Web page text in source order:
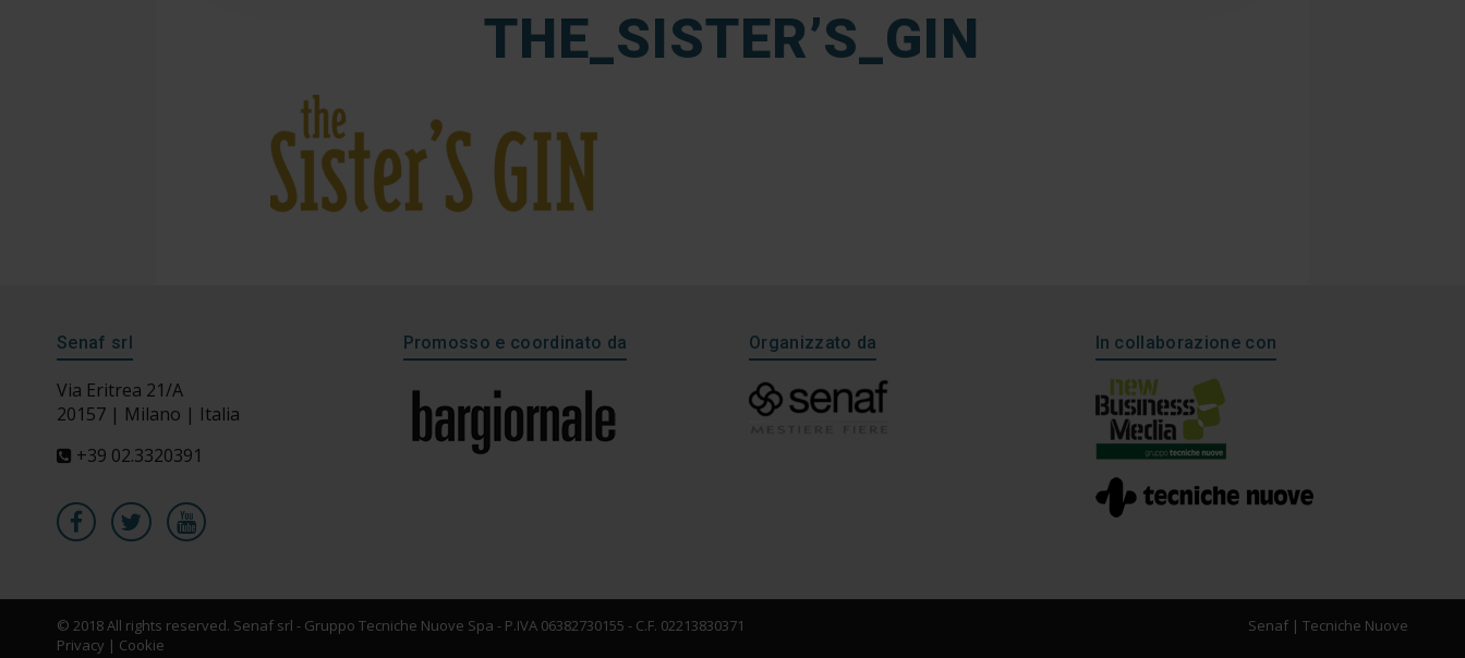
THE_SISTER’S_GIN
Senaf srl
Via Eritrea 21/A
20157 | Milano | Italia
+39 02.3320391
Promosso e coordinato da Organizzato da In collaborazione con
© 2018 All rights reserved. Senaf srl - Gruppo Tecniche Nuove Spa - P.IVA 06382730155 - C.F. 02213830371
Privacy | Cookie
Senaf| Tecniche Nuove